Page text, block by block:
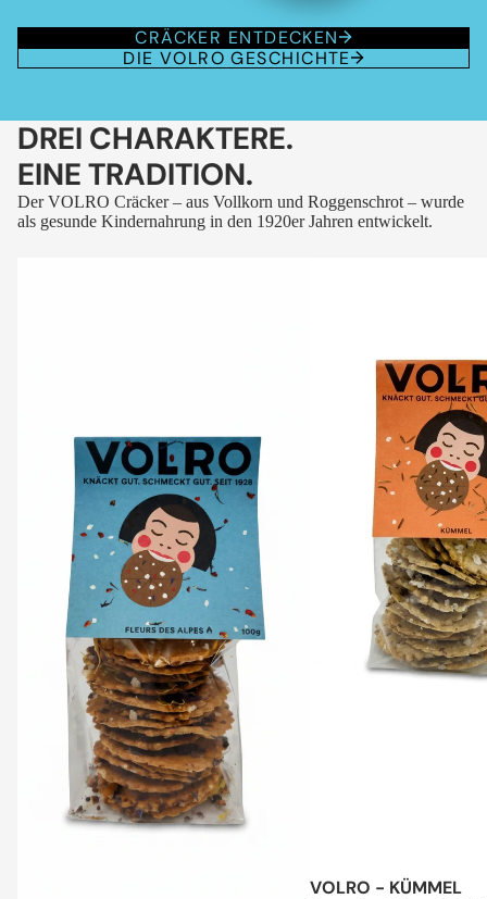
CRÄCKER ENTDECKEN
DIE VOLRO GESCHICHTE
DREI CHARAKTERE.
EINE TRADITION.
Der VOLRO Cräcker – aus Vollkorn und Roggenschrot – wurde
als gesunde Kindernahrung in den 1920er Jahren entwickelt.
VOLRO - KÜMMEL